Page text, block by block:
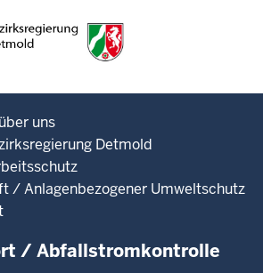
Direkt zum Inhalt
uns
Detmold
/ Anlagenbezogener Umweltschutz
/ Abfallstromkontrolle